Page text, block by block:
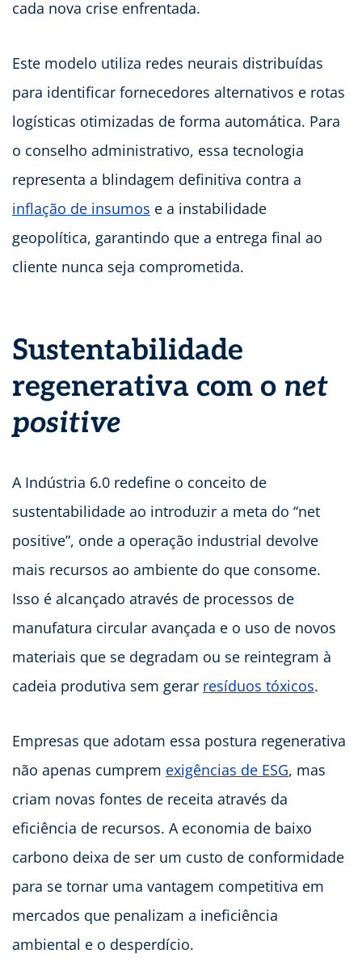
cada nova crise enfrentada.
Este modelo utiliza redes neurais distribuídas
para identificar fornecedores alternativos e rotas
logísticas otimizadas de forma automática. Para
o conselho administrativo, essa tecnologia
representa a blindagem definitiva contra a
inflação de insumos e a instabilidade
geopolítica, garantindo que a entrega final ao
cliente nunca seja comprometida.
Sustentabilidade
regenerativa com o net
positive
A Indústria 6.0 redefine o conceito de
sustentabilidade ao introduzir a meta do “net
positive”, onde a operação industrial devolve
mais recursos ao ambiente do que consome.
Isso é alcançado através de processos de
manufatura circular avançada e o uso de novos
materiais que se degradam ou se reintegram à
cadeia produtiva sem gerar resíduos tóxicos.
Empresas que adotam essa postura regenerativa
não apenas cumprem exigências de ESG, mas
criam novas fontes de receita através da
eficiência de recursos. A economia de baixo
carbono deixa de ser um custo de conformidade
para se tornar uma vantagem competitiva em
mercados que penalizam a ineficiência
ambiental e o desperdício.